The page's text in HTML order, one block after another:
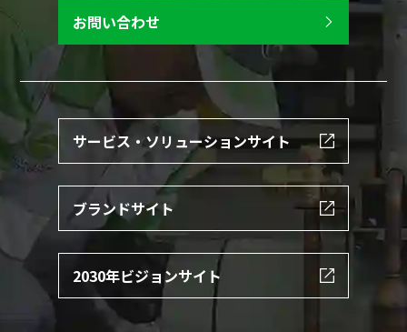
お問い合わせ
サービス・ソリューションサイト
ブランドサイト
2030年ビジョンサイト